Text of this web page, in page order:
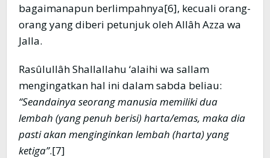
bagaimanapun berlimpahnya[6], kecuali orang-
orang yang diberi petunjuk oleh Allâh Azza wa
Jalla.
Rasûlullâh Shallallahu ‘alaihi wa sallam
mengingatkan hal ini dalam sabda beliau:
“Seandainya seorang manusia memiliki dua
lembah (yang penuh berisi) harta/emas, maka dia
pasti akan menginginkan lembah (harta) yang
ketiga”.[7]